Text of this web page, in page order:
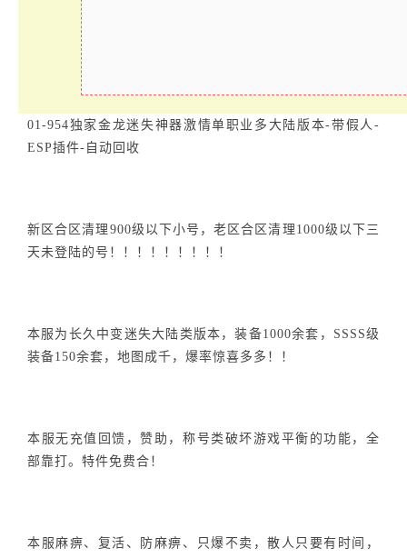
01-954独家金龙迷失神器激情单职业多大陆版本-带假人-
ESP插件-自动回收
新区合区清理900级以下小号，老区合区清理1000级以下三
天未登陆的号！！！！！！！！！
本服为长久中变迷失大陆类版本，装备1000余套，SSSS级
装备150余套，地图成千，爆率惊喜多多！！
本服无充值回馈，赞助，称号类破坏游戏平衡的功能，全
部靠打。特件免费合！
本服麻痹、复活、防麻痹、只爆不卖，散人只要有时间，